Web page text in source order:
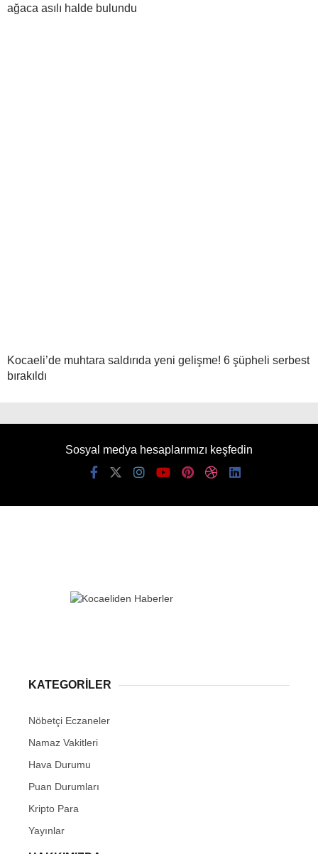
ağaca asılı halde bulundu
Kocaeli’de muhtara saldırıda yeni gelişme! 6 şüpheli serbest
bırakıldı
Sosyal medya hesaplarımızı keşfedin
KATEGORİLER
Nöbetçi Eczaneler
Namaz Vakitleri
Hava Durumu
Puan Durumları
Kripto Para
Yayınlar